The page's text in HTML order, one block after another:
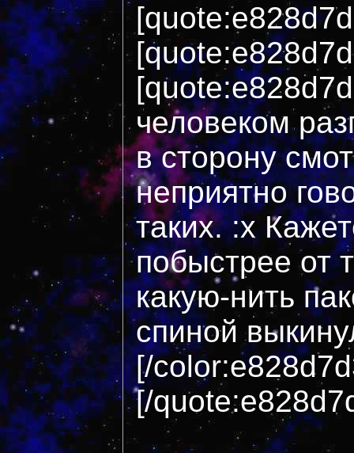
человеком
в сторону
неприятно
таких. :x
побыстрее от
какую-нить
спиной
[/
[/